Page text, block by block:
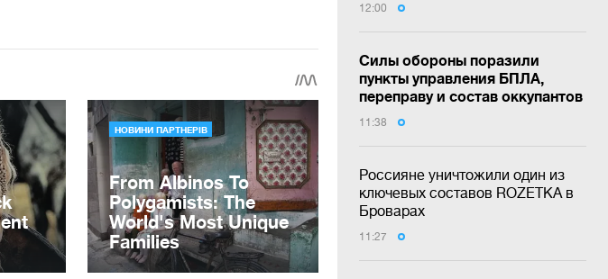
12:00
Силы обороны поразили
пункты управления БПЛА,
переправу и состав оккупантов
11:38
Россияне уничтожили один из
ключевых составов ROZETKA в
Броварах
11:27